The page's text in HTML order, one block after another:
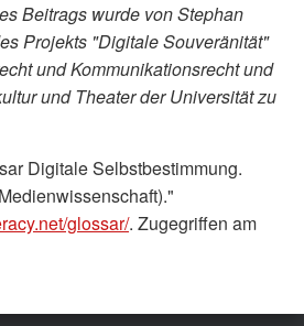
Beitrags wurde von Stephan
Projekts "Digitale Souveränität"
und Kommunikationsrecht und
und Theater der Universität zu
Digitale Selbstbestimmung.
glossar/. Zugegriffen am